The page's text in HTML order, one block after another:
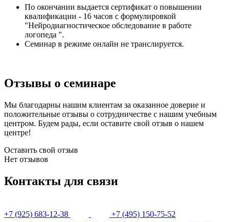
По окончании выдается сертификат о повышении
квалификации - 16 часов с формулировкой
"Нейродиагностическое обследование в работе
логопеда ".
Семинар в режиме онлайн не транслируется.
Отзывы о семинаре
Мы благодарны нашим клиентам за оказанное доверие и
положительные отзывы о сотрудничестве с нашим учебным
центром. Будем рады, если оставите свой отзыв о нашем
центре!
Оставить свой отзыв
Нет отзывов
Контакты для связи
+7 (925) 683-12-38
+7 (495) 150-75-52